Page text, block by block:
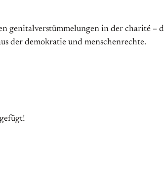
genitalverstümmelungen in der charité
der demokratie und menschenrechte.